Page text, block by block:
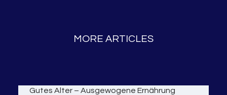
MORE ARTICLES
Gutes Alter – Ausgewogene Ernährung